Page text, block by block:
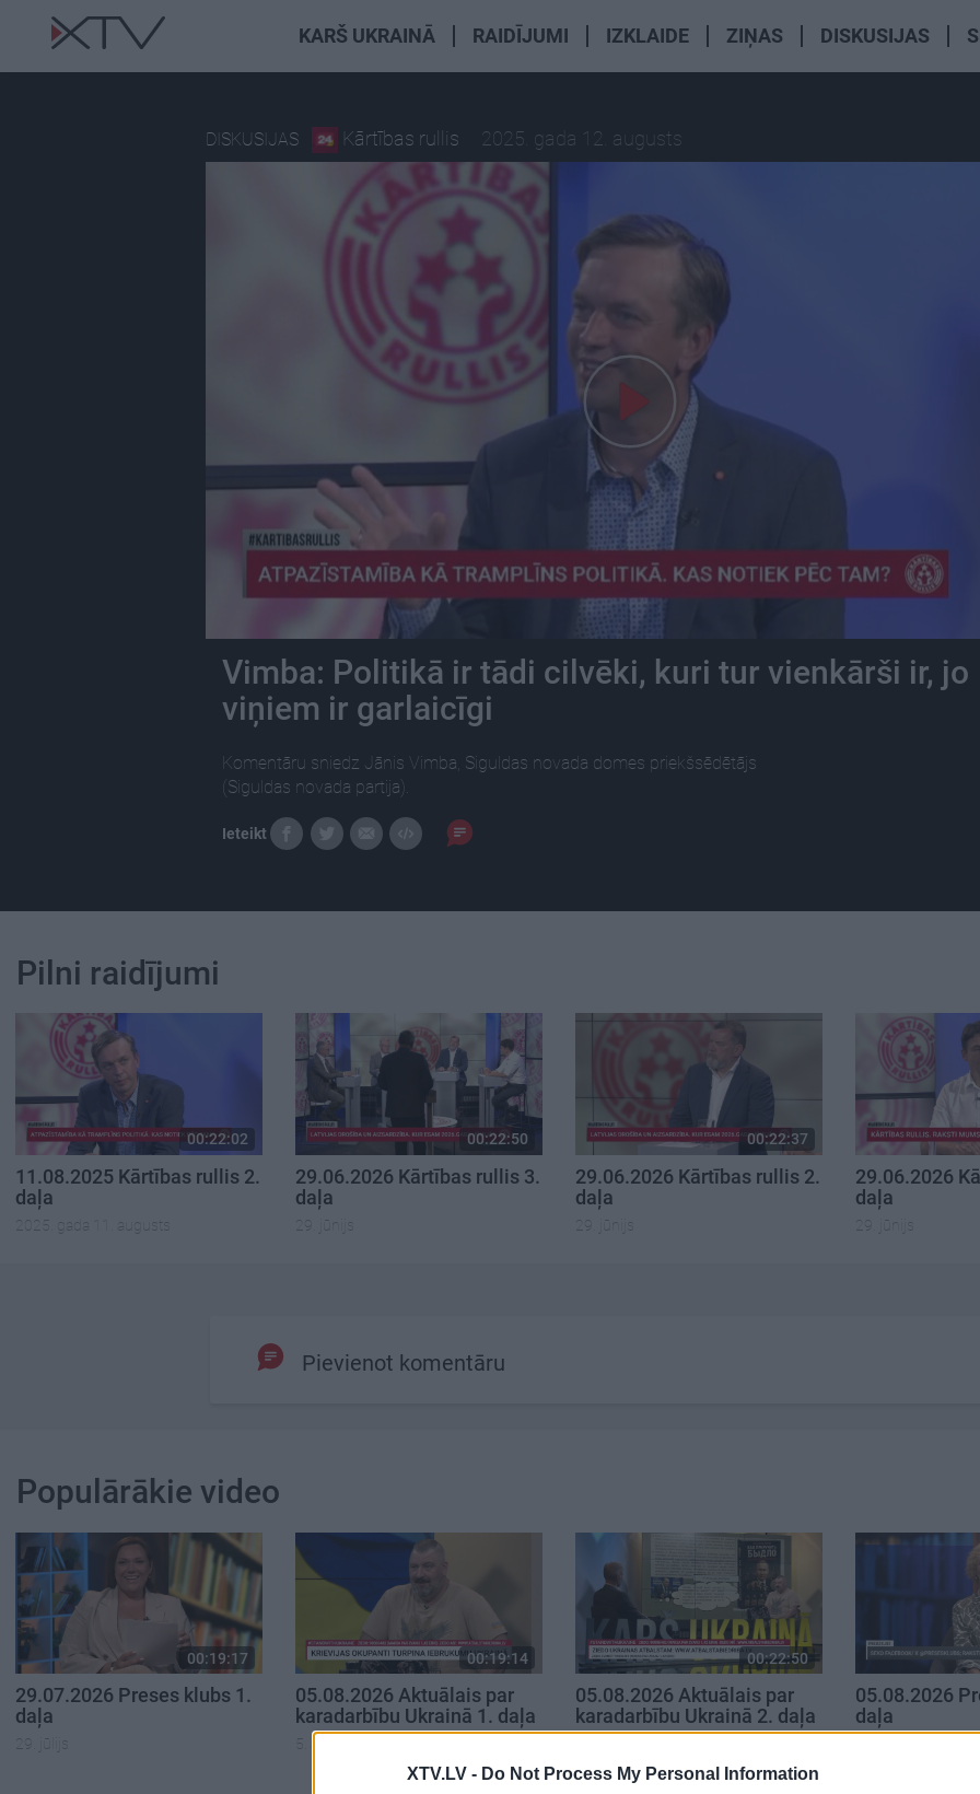
XTV.LV - Do Not Process My Personal Information
KARŠ UKRAINĀ RAIDĪJUMI IZKLAIDE ZIŅAS DISKUSIJAS
DISKUSIJAS Kārtības rullis 2025. gada 12. augusts
Vimba: Politikā ir tādi cilvēki, kuri tur vienkārši ir, jo
viņiem ir garlaicīgi
Komentāru sniedz Jānis Vimba, Siguldas novada domes priekšsēdētājs
(Siguldas novada partija).
Ieteikt
Pilni raidījumi
00:22:02
11.08.2025 Kārtības rullis 2.
daļa
2025. gada 11. augusts
00:22:50
29.06.2026 Kārtības rullis 3.
daļa
29. jūnijs
00:22:37
29.06.2026 Kārtības rullis 2.
daļa
29. jūnijs
29.06.2026
daļa
29. jūnijs
Pievienot komentāru
Populārākie video
00:19:17
29.07.2026 Preses klubs 1.
daļa
29. jūlijs
00:19:14
05.08.2026 Aktuālais par
karadarbību Ukrainā 1. daļa
5. augusts
00:22:50
05.08.2026 Aktuālais par
karadarbību Ukrainā 2. daļa
05.08.2026
daļa